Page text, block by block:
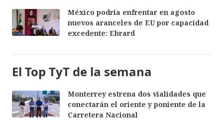
México podría enfrentar en agosto
nuevos aranceles de EU por capacidad
excedente: Ebrard
El Top TyT de la semana
Monterrey estrena dos vialidades que
conectarán el oriente y poniente de la
Carretera Nacional